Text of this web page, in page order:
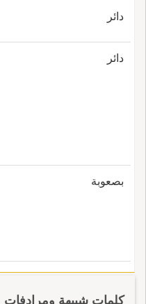
دائر
دائر
بصعوبة
كلمات شبيهة ومرادفات